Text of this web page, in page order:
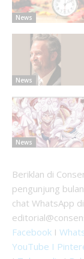
News
News
News
Beriklan di
pengunjung
chat WhatsApp
Facebook I
YouTube I